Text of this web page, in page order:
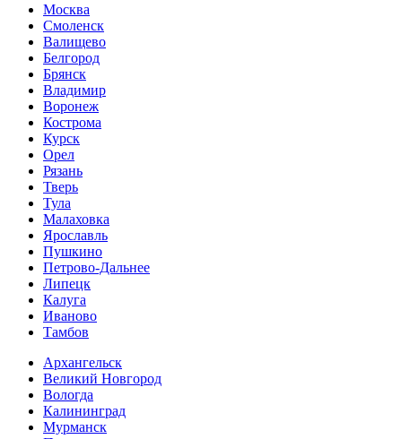
Москва
Смоленск
Валищево
Белгород
Брянск
Владимир
Воронеж
Кострома
Курск
Орел
Рязань
Тверь
Тула
Малаховка
Ярославль
Пушкино
Петрово-Дальнее
Липецк
Калуга
Иваново
Тамбов
Архангельск
Великий Новгород
Вологда
Калининград
Мурманск